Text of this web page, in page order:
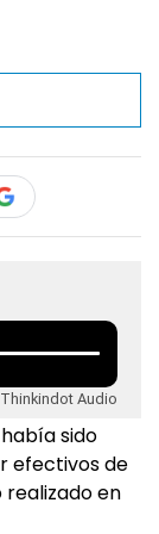
Audio
sido
efectivos de
en